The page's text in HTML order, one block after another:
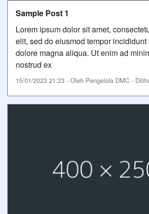
Sample Post 1
Lorem ipsum dolor sit amet,
elit, sed do eiusmod tempor incididunt
dolore magna aliqua. Ut enim ad
nostrud ex
15/01/2023 21:23 - Oleh Pengelola DMC -